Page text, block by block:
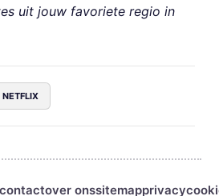
uit jouw favoriete regio in
NETFLIX
contactover onssitemapprivacy